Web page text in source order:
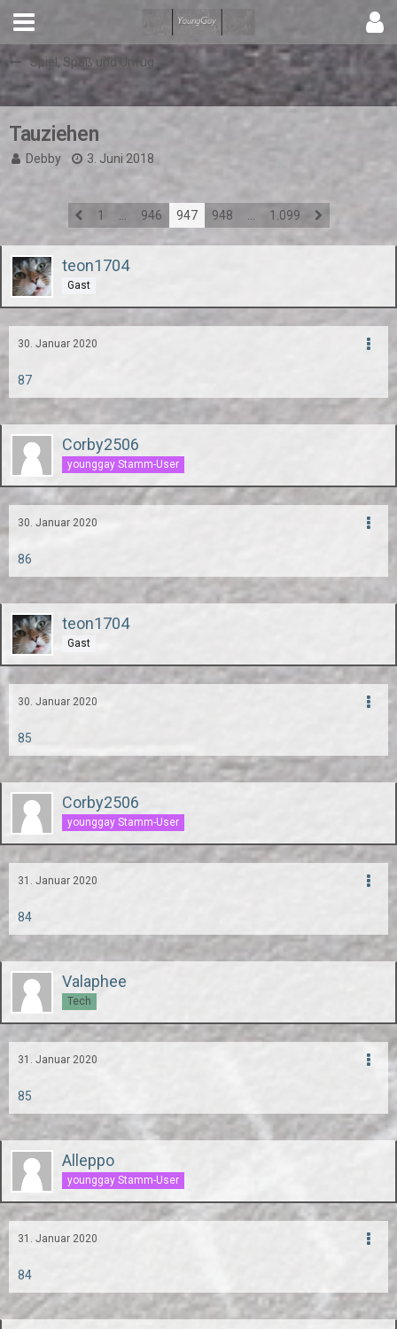
Spiel, Spaß und Unfug
Tauziehen
Debby 3. Juni 2018
1 946 947 948 1.099
teon1704
Gast
30. Januar 2020
87
Corby2506
younggay Stamm-User
30. Januar 2020
86
teon1704
Gast
30. Januar 2020
85
Corby2506
younggay Stamm-User
31. Januar 2020
84
Valaphee
Tech
31. Januar 2020
85
Alleppo
younggay Stamm-User
31. Januar 2020
84